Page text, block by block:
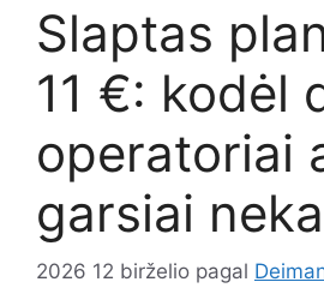
Slaptas
11 €: kodėl
operatoriai
garsiai
2026 12 birželio pagal